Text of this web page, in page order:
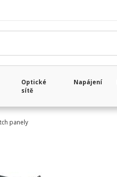
Optické
sítě
Napájení
panely